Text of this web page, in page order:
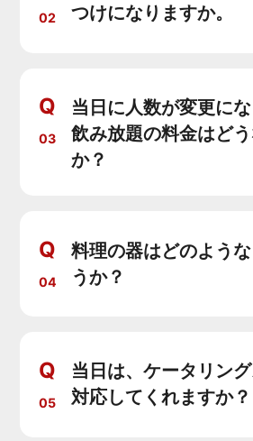
02
つけになりますか。
Q
03
当日に人数が変更にな
飲み放題の料金はど
か？
Q
04
料理の器はどのよう
うか？
Q
05
当日は、ケータリン
対応してくれますか？